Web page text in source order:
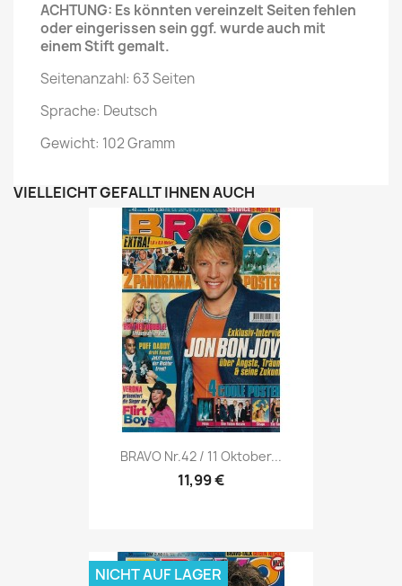
ACHTUNG: Es könnten vereinzelt Seiten fehlen
oder eingerissen sein ggf. wurde auch mit
einem Stift gemalt.
Seitenanzahl: 63 Seiten
Sprache: Deutsch
Gewicht: 102 Gramm
VIELLEICHT GEFÄLLT IHNEN AUCH
Vorschau
BRAVO Nr.42 / 11 Oktober...
11,99 €
NICHT AUF LAGER